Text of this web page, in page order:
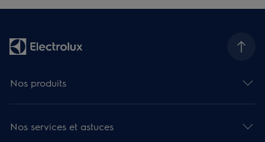
Nos produits
Nos services et astuces